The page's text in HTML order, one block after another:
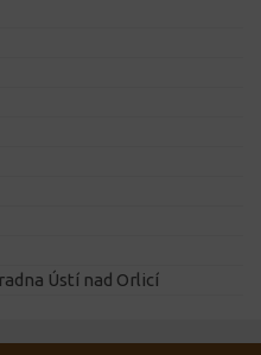
Ústí nad Orlicí